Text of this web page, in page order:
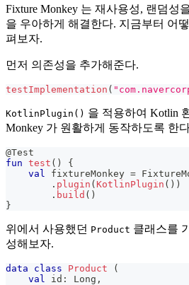
Fixture Monkey 는 재사용성, 랜덤성
을 우아하게 해결한다. 지금부터 어
펴보자.
먼저 의존성을 추가해준다.
testImplementation (
KotlinPlugin() 을 적용하여 Kotlin
Monkey 가 원활하게 동작하도록 한
@Test
fun test ( )
{
val
fixtureMonkey =
. plugin (KotlinPlugin ( ) )
. build ( )
}
위에서 사용했던 Product 클래스를
성해보자.
data class Product
(
val
id : Long ,